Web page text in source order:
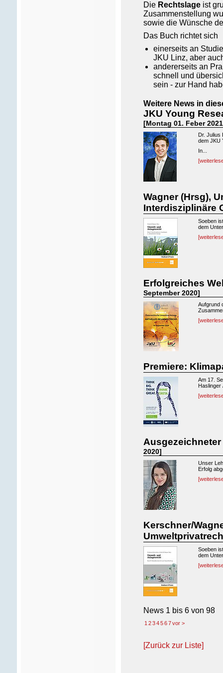
Die Rechtslage ist
Zusammenstellung
sowie die Wünsche
Das Buch richtet sich
einerseits an
JKU Linz, aber
andererseits an
schnell und
sein - zur Hand
Weitere News in
JKU Young
[Montag 01. Feber
Dr. Julius
dem JKU
In...
Wagner (Hrsg),
Interdisziplinäre
Soeben
dem
Erfolgreiches
September 2020]
Aufgrund
Premiere:
Am 17.
Haslinger
2020]
Unser
Erfolg
Kerschner/
Soeben
dem
News 1 bis 6von 98
1 2 3 4 5 6 7 vor >
[Zurück zur Liste]